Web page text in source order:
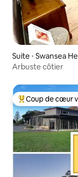
Suite ⋅ Swansea
Arbuste côtier
Coups de cœur
Coup de cœur